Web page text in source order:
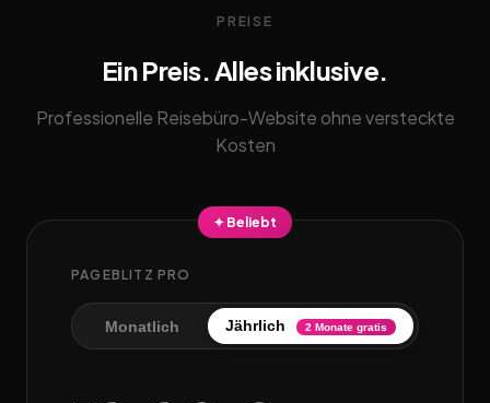
PREISE
Ein Preis. Alles inklusive.
Professionelle Reisebüro-Website ohne versteckte
Kosten
✦ Beliebt
PAGEBLITZ PRO
Monatlich Jährlich 2 Monate gratis